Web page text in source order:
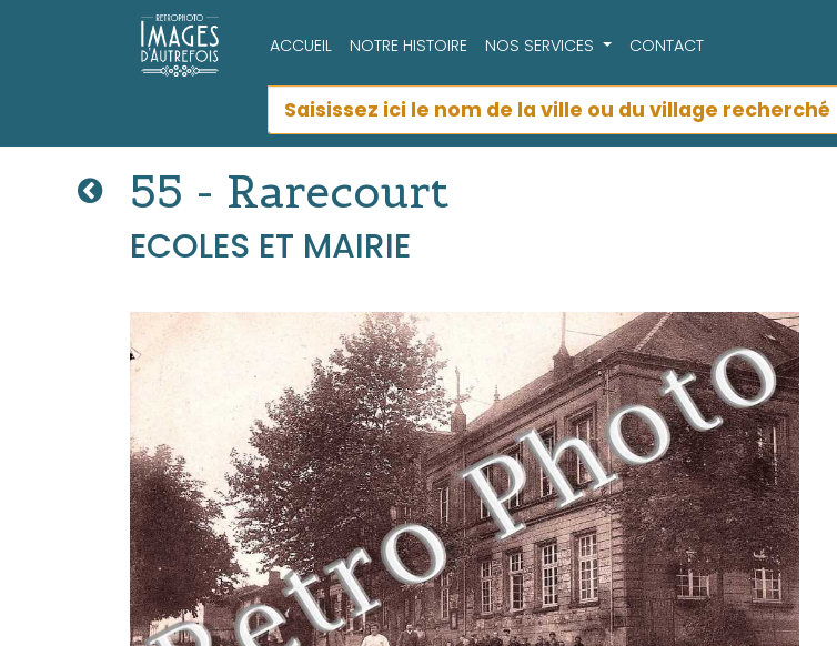
ACCUEIL NOTRE HISTOIRE NOS SERVICES CONTACT
55 - Rarecourt
ECOLES ET MAIRIE